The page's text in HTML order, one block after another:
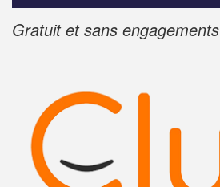
Gratuit et sans engagements